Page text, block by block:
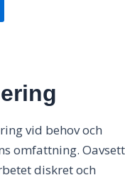
vid behov och
omfattning. Oavsett
diskret och